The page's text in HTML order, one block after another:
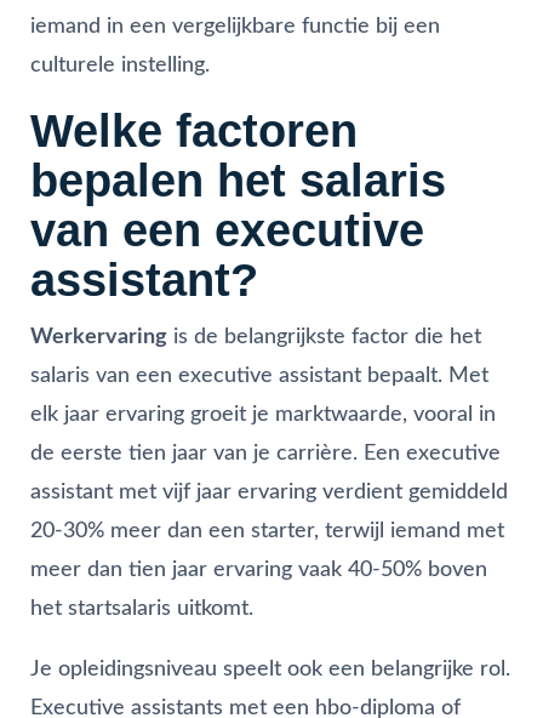
iemand in een vergelijkbare functie bij een
culturele instelling.
Welke factoren
bepalen het salaris
van een executive
assistant?
Werkervaring is de belangrijkste factor die het
salaris van een executive assistant bepaalt. Met
elk jaar ervaring groeit je marktwaarde, vooral in
de eerste tien jaar van je carrière. Een executive
assistant met vijf jaar ervaring verdient gemiddeld
20-30% meer dan een starter, terwijl iemand met
meer dan tien jaar ervaring vaak 40-50% boven
het startsalaris uitkomt.
Je opleidingsniveau speelt ook een belangrijke rol.
Executive assistants met een hbo-diploma of